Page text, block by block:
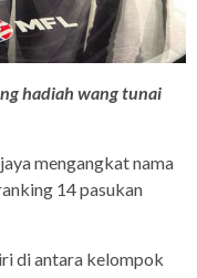
hadiah wang tunai
mengangkat nama
14 pasukan
di antara kelompok